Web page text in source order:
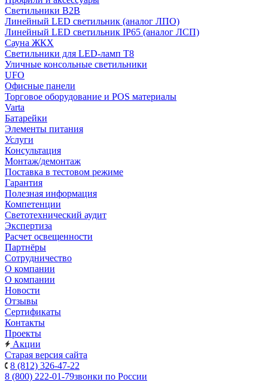
Светильники B2B
Линейный LED светильник (аналог ЛПО)
Линейный LED светильник IP65 (аналог ЛСП)
Сауна ЖКХ
Светильники для LED-ламп T8
Уличные консольные светильники
UFO
Офисные панели
Торговое оборудование и POS материалы
Varta
Батарейки
Элементы питания
Услуги
Консультация
Монтаж/демонтаж
Поставка в тестовом режиме
Гарантия
Полезная информация
Компетенции
Светотехнический аудит
Экспертиза
Расчет освещенности
Партнёры
Cотрудничество
О компании
О компании
Новости
Отзывы
Сертификаты
Контакты
Проекты
Акции
Старая версия сайта
8 (812) 326-47-22
8 (800) 222-01-79звонки по России